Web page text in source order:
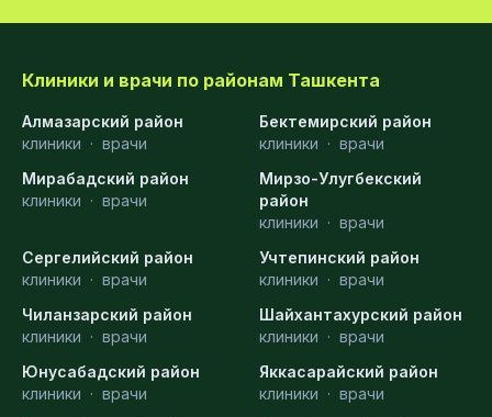
Клиники и врачи по районам Ташкента
Алмазарский район
клиники · врачи
Бектемирский район
клиники · врачи
Мирабадский район
клиники · врачи
Мирзо-Улугбекский
район
клиники · врачи
Сергелийский район
клиники · врачи
Учтепинский район
клиники · врачи
Чиланзарский район
клиники · врачи
Шайхантахурский район
клиники · врачи
Юнусабадский район
клиники · врачи
Яккасарайский район
клиники · врачи